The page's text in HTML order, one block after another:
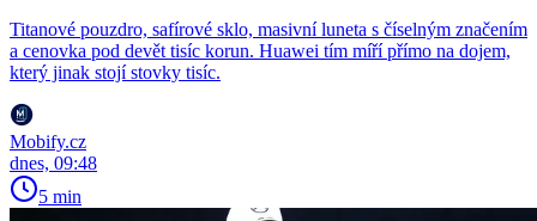
Titanové pouzdro, safírové sklo, masivní luneta s číselným značením
a cenovka pod devět tisíc korun. Huawei tím míří přímo na dojem,
který jinak stojí stovky tisíc.
Mobify.cz
dnes, 09:48
5 min